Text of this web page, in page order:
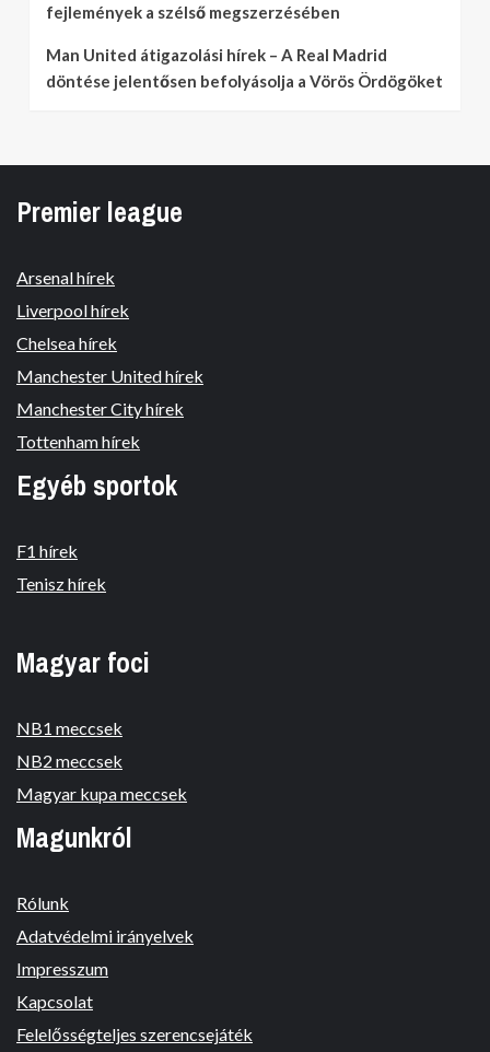
fejlemények a szélső megszerzésében
Man United átigazolási hírek – A Real Madrid
döntése jelentősen befolyásolja a Vörös Ördögöket
Premier league
Arsenal hírek
Liverpool hírek
Chelsea hírek
Manchester United hírek
Manchester City hírek
Tottenham hírek
Egyéb sportok
F1 hírek
Tenisz hírek
Magyar foci
NB1 meccsek
NB2 meccsek
Magyar kupa meccsek
Magunkról
Rólunk
Adatvédelmi irányelvek
Impresszum
Kapcsolat
Felelősségteljes szerencsejáték